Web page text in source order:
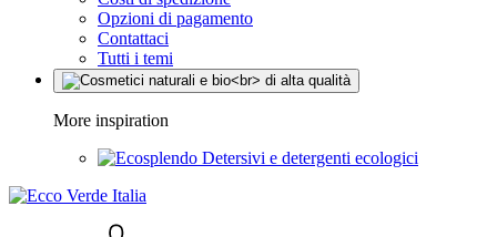
Opzioni di pagamento
Contattaci
Tutti i temi
More inspiration
Detersivi e detergenti ecologici